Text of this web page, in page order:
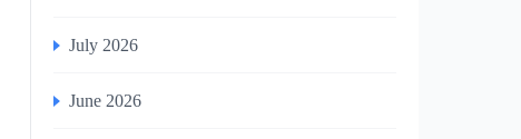
July 2026
June 2026